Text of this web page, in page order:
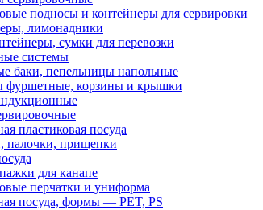
подносы и контейнеры для сервировки
лимонадники
сумки для перевозки
системы
баки, пепельницы напольные
фуршетные, корзины и крышки
пластиковая посуда
прищепки
для канапе
перчатки и униформа
посуда, формы — PET, PS